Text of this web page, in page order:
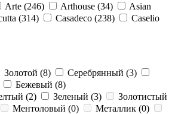
Arte (246) Arthouse (34)
Asian
(314) Casadeco (238)
Caselio
Золотой (8) Серебрянный (3)
Бежевый (8)
(2) Зеленый (3)
Золотистый
Ментоловый (0) Металлик (0)